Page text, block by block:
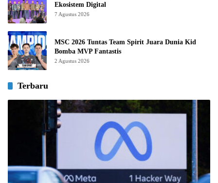
Ekosistem Digital
7 Agustus 2026
MSC 2026 Tuntas Team Spirit Juara Dunia Kid
Bomba MVP Fantastis
2 Agustus 2026
Terbaru